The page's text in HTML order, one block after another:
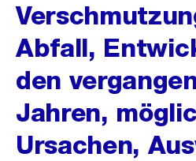
Abfall,
den
Jahren,
Ursachen,